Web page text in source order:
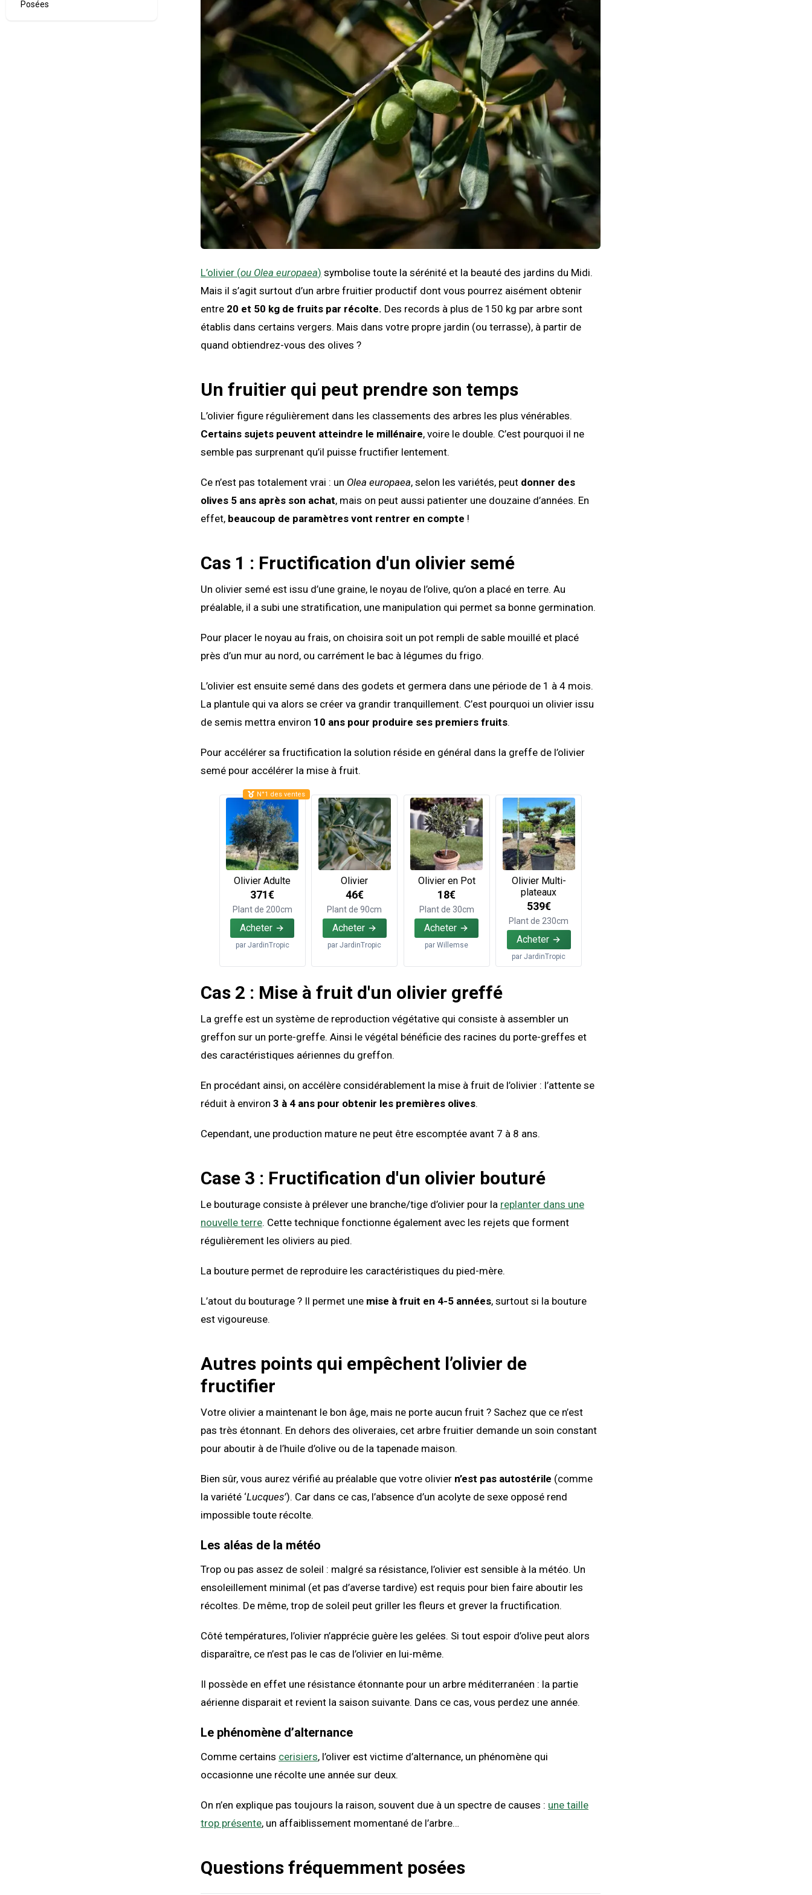
Posées
L’olivier (ou Olea europaea) symbolise toute la sérénité et la beauté des jardins du Midi.
Mais il s’agit surtout d’un arbre fruitier productif dont vous pourrez aisément obtenir
entre 20 et 50 kg de fruits par récolte. Des records à plus de 150 kg par arbre sont
établis dans certains vergers. Mais dans votre propre jardin (ou terrasse), à partir de
quand obtiendrez-vous des olives ?
Un fruitier qui peut prendre son temps
L’olivier figure régulièrement dans les classements des arbres les plus vénérables.
Certains sujets peuvent atteindre le millénaire, voire le double. C’est pourquoi il ne
semble pas surprenant qu’il puisse fructifier lentement.
Ce n’est pas totalement vrai : un Olea europaea, selon les variétés, peut donner des
olives 5 ans après son achat, mais on peut aussi patienter une douzaine d’années. En
effet, beaucoup de paramètres vont rentrer en compte !
Cas 1 : Fructification d'un olivier semé
Un olivier semé est issu d’une graine, le noyau de l’olive, qu’on a placé en terre. Au
préalable, il a subi une stratification, une manipulation qui permet sa bonne germination.
Pour placer le noyau au frais, on choisira soit un pot rempli de sable mouillé et placé
près d’un mur au nord, ou carrément le bac à légumes du frigo.
L’olivier est ensuite semé dans des godets et germera dans une période de 1 à 4 mois.
La plantule qui va alors se créer va grandir tranquillement. C’est pourquoi un olivier issu
de semis mettra environ 10 ans pour produire ses premiers fruits.
Pour accélérer sa fructification la solution réside en général dans la greffe de l’olivier
semé pour accélérer la mise à fruit.
Olivier Adulte
371€
Plant de 200cm
Acheter
par JardinTropic
N°1 des ventes
Olivier
46€
Plant de 90cm
Acheter
parJardinTropic
Olivier en Pot
18€
Plant de 30cm
Acheter
parWillemse
Olivier Multi-
plateaux
539€
Plant de 230cm
Acheter
parJardinTropic
Cas 2 : Mise à fruit d'un olivier greffé
La greffe est un système de reproduction végétative qui consiste à assembler un
greffon sur un porte-greffe. Ainsi le végétal bénéficie des racines du porte-greffes et
des caractéristiques aériennes du greffon.
En procédant ainsi, on accélère considérablement la mise à fruit de l’olivier : l’attente se
réduit à environ 3 à 4 ans pour obtenir les premières olives.
Cependant, une production mature ne peut être escomptée avant 7 à 8 ans.
Case 3 : Fructification d'un olivier bouturé
Le bouturage consiste à prélever une branche/tige d’olivier pour la replanter dans une
nouvelle terre. Cette technique fonctionne également avec les rejets que forment
régulièrement les oliviers au pied.
La bouture permet de reproduire les caractéristiques du pied-mère.
L’atout du bouturage ? Il permet une mise à fruit en 4-5 années, surtout si la bouture
est vigoureuse.
Autres points qui empêchent l’olivier de
fructifier
Votre olivier a maintenant le bon âge, mais ne porte aucun fruit ? Sachez que ce n’est
pas très étonnant. En dehors des oliveraies, cet arbre fruitier demande un soin constant
pour aboutir à de l’huile d’olive ou de la tapenade maison.
Bien sûr, vous aurez vérifié au préalable que votre olivier n’est pas autostérile (comme
la variété ‘Lucques’). Car dans ce cas, l’absence d’un acolyte de sexe opposé rend
impossible toute récolte.
Les aléas de la météo
Trop ou pas assez de soleil : malgré sa résistance, l’olivier est sensible à la météo. Un
ensoleillement minimal (et pas d’averse tardive) est requis pour bien faire aboutir les
récoltes. De même, trop de soleil peut griller les fleurs et grever la fructification.
Côté températures, l’olivier n’apprécie guère les gelées. Si tout espoir d’olive peut alors
disparaître, ce n’est pas le cas de l’olivier en lui-même.
Il possède en effet une résistance étonnante pour un arbre méditerranéen : la partie
aérienne disparait et revient la saison suivante. Dans ce cas, vous perdez une année.
Le phénomène d’alternance
Comme certains cerisiers, l’oliver est victime d’alternance, un phénomène qui
occasionne une récolte une année sur deux.
On n’en explique pas toujours la raison, souvent due à un spectre de causes : une taille
trop présente, un affaiblissement momentané de l’arbre…
Questions fréquemment posées